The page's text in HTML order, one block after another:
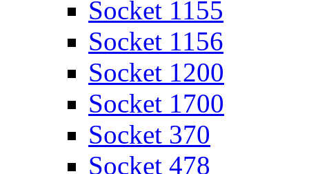
Socket 1155
Socket 1156
Socket 1200
Socket 1700
Socket 370
Socket 478